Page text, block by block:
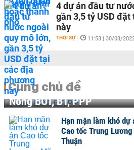
4 dự án đầu tư
gần 3,5 tỷ USD
này
THỜI SỰ - 11:53 | 30/03/
Cùng chủ đề
Nóng BOT, BT, PPP
Hạn mặn làm khó dự
Cao tốc Trung
Thuận